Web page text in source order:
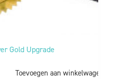
Gold Upgrade
Toevoegen aan winkelwagen